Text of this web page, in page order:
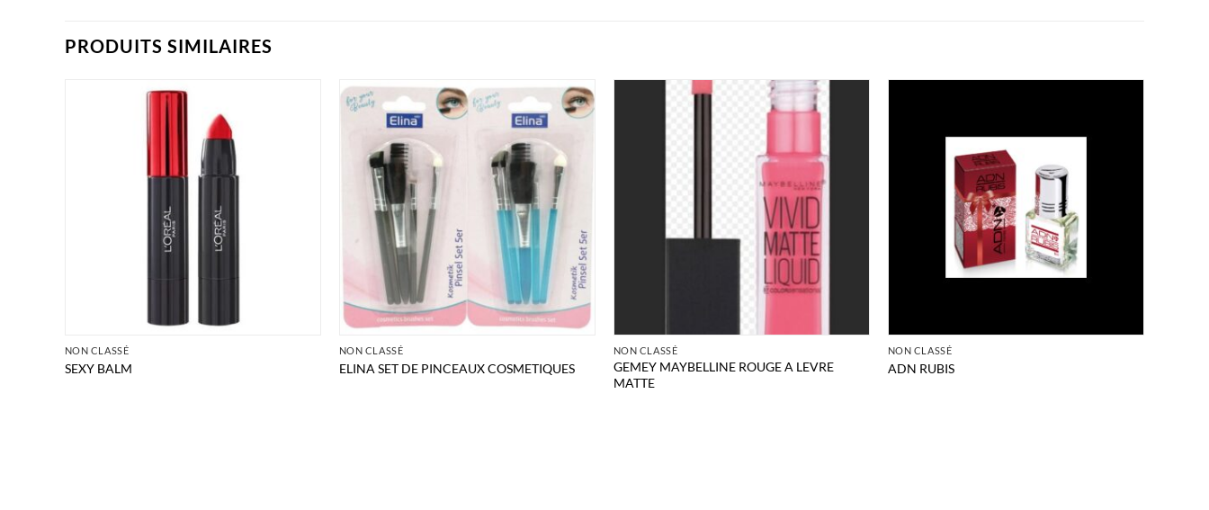
PRODUITS SIMILAIRES
NON CLASSÉ
SEXY BALM
NON CLASSÉ
ELINA SET DE PINCEAUX COSMETIQUES
NON CLASSÉ
GEMEY MAYBELLINE ROUGE A LEVRE
MATTE
NON CLASSÉ
ADN RUBIS